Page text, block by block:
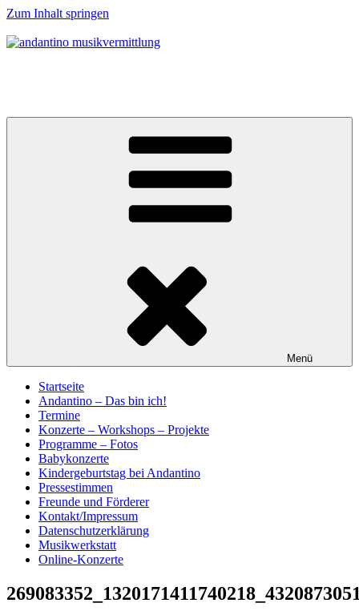
Zum Inhalt springen
Menü
Startseite
Andantino – Das bin ich!
Termine
Konzerte – Workshops – Projekte
Programme – Fotos
Babykonzerte
Kindergeburtstag bei Andantino
Pressestimmen
Freunde und Förderer
Kontakt/Impressum
Datenschutzerklärung
Musikwerkstatt
Online-Konzerte